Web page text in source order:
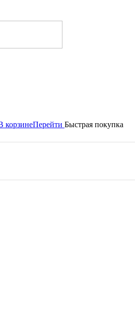
корзинеПерейти Быстрая покупка